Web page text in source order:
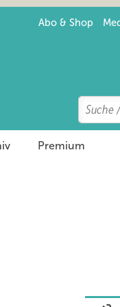
Abo & Shop
Search
Premium